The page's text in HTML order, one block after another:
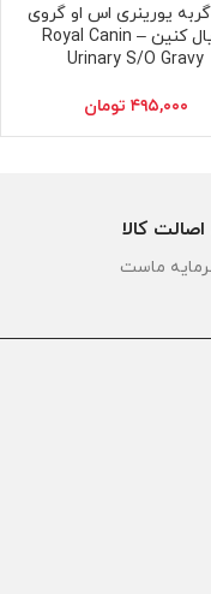
به سبد خرید
یورینری اس او گروی
رویال کنین – Royal Canin
Urinary S/O Gravy
۴۹۵,۰۰۰ تومان
کالا
ماست